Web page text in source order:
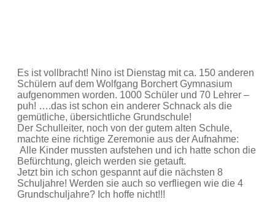
Es ist vollbracht! Nino ist Dienstag mit ca. 150 anderen
Schülern auf dem Wolfgang Borchert Gymnasium
aufgenommen worden. 1000 Schüler und 70 Lehrer –
puh! ….das ist schon ein anderer Schnack als die
gemütliche, übersichtliche Grundschule!
Der Schulleiter, noch von der gutem alten Schule,
machte eine richtige Zeremonie aus der Aufnahme:
Alle Kinder mussten aufstehen und ich hatte schon die
Befürchtung, gleich werden sie getauft.
Jetzt bin ich schon gespannt auf die nächsten 8
Schuljahre! Werden sie auch so verfliegen wie die 4
Grundschuljahre? Ich hoffe nicht!!!